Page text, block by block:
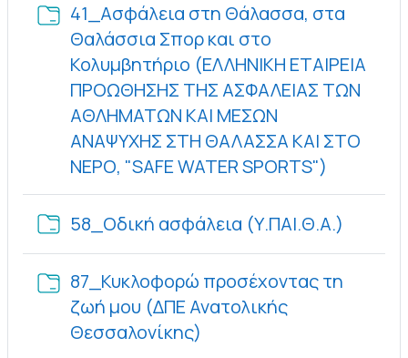
41_Aσφάλεια στη Θάλασσα, στα
Θαλάσσια Σπορ και στο
Κολυμβητήριο (ΕΛΛΗΝΙΚΗ ΕΤΑΙΡΕΙΑ
ΠΡΟΩΘΗΣΗΣ ΤΗΣ ΑΣΦΑΛΕΙΑΣ ΤΩΝ
ΑΘΛΗΜΑΤΩΝ ΚΑΙ ΜΕΣΩΝ
ΑΝΑΨΥΧΗΣ ΣΤΗ ΘΑΛΑΣΣΑ ΚΑΙ ΣΤΟ
ΝΕΡΟ, "SAFE WATER SPORTS")
58_Οδική ασφάλεια (Υ.ΠΑΙ.Θ.Α.)
87_Κυκλοφορώ προσέχοντας τη
ζωή μου (ΔΠΕ Ανατολικής
Θεσσαλονίκης)